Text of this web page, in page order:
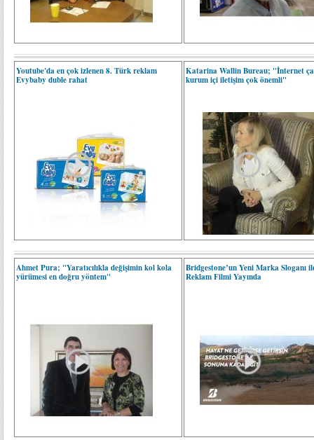
Youtube'da en çok izlenen 8. Türk reklam
Evybaby duble rahat
Katarina Wallin Bureau; "İnternet
kurum içi iletişim çok önemli"
Ahmet Pura; "Yaratıcılıkla değişimin kol kola
yürümesi en doğru yöntem"
Bridgestone’un Yeni Marka Sloganı
Reklam Filmi Yayında